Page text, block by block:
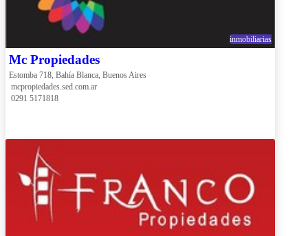
inmobiliarias
Mc Propiedades
Estomba 718, Bahía Blanca, Buenos Aires
mcpropiedades.sed.com.ar
0291 5171818